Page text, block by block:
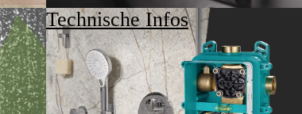
Technische Infos